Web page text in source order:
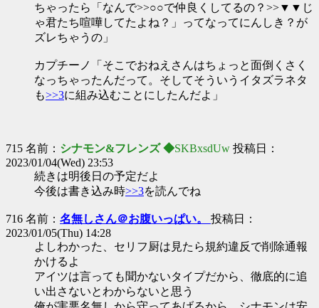
ちゃったら「なんで>>○○で仲良くしてるの？>>▼▼じ
ゃ君たち喧嘩してたよね？」ってなってにんしき？が
ズレちゃうの」
カプチーノ「そこでおねえさんはちょっと面倒くさく
なっちゃったんだって。そしてそういうイタズラネタ
も>>3に組み込むことにしたんだよ」
715 名前： シナモン&フレンズ ◆SKBxsdUw 投稿日：
2023/01/04(Wed) 23:53
続きは明後日の予定だよ
今後は書き込み時>>3を読んでね
716 名前： 名無しさん＠お腹いっぱい。 投稿日：
2023/01/05(Thu) 14:28
よしわかった、セリフ厨は見たら規約違反で削除通報
かけるよ
アイツは言っても聞かないタイプだから、徹底的に追
い出さないとわからないと思う